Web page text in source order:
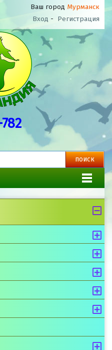
Ваш город Мурманск
Вход - Регистрация